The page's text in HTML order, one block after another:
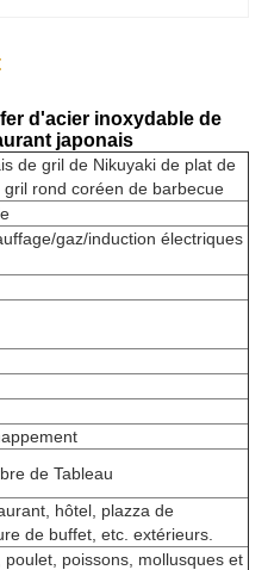
d'acier inoxydable de
japonais
de gril de Nikuyaki de plat de
gril rond coréen de barbecue
gaz/induction électriques
de Tableau
hôtel, plazza de
de buffet, etc. extérieurs.
poulet, poissons, mollusques et